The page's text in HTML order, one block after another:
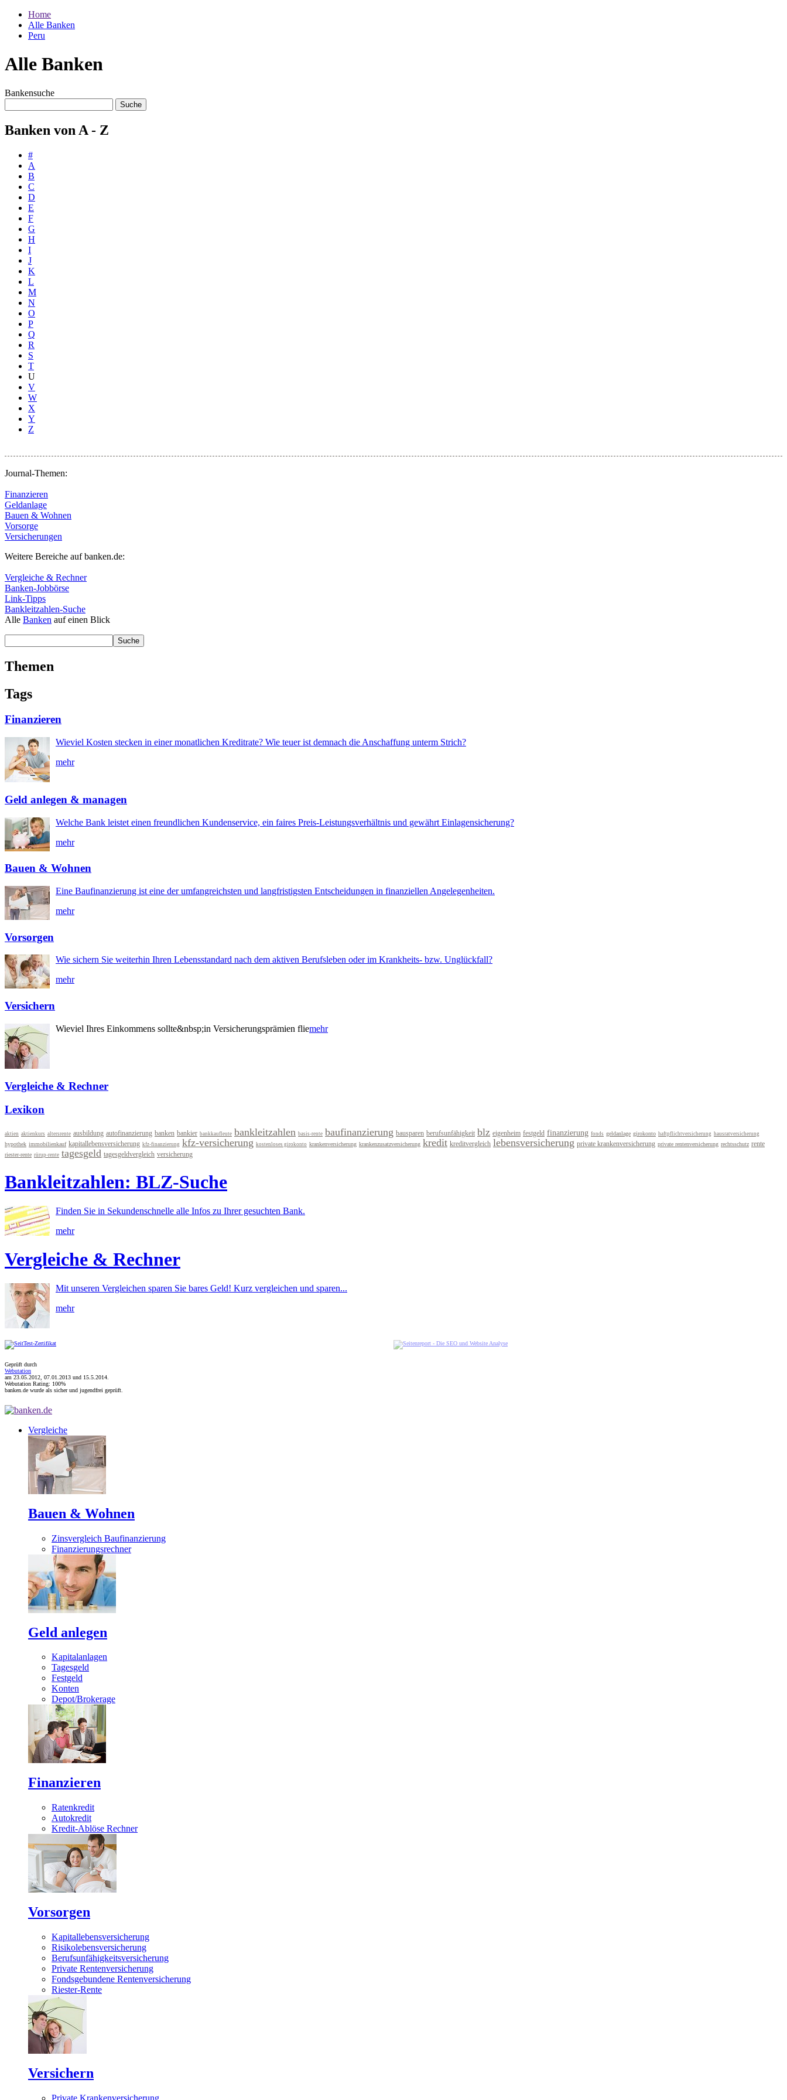
Home
Alle Banken
Peru
Alle Banken
Bankensuche
Banken von A - Z
#
A
B
C
D
E
F
G
H
I
J
K
L
M
N
O
P
Q
R
S
T
U
V
W
X
Y
Z
Journal-Themen:
Finanzieren
Geldanlage
Bauen & Wohnen
Vorsorge
Versicherungen
Weitere Bereiche auf banken.de:
Vergleiche & Rechner
Banken-Jobbörse
Link-Tipps
Bankleitzahlen-Suche
Alle Banken auf einen Blick
Themen
Tags
Finanzieren
Wieviel Kosten stecken in einer monatlichen Kreditrate? Wie teuer ist demnach die Anschaffung unterm Strich?
mehr
Geld anlegen & managen
Welche Bank leistet einen freundlichen Kundenservice, ein faires Preis-Leistungsverhältnis und gewährt Einlagensicherung?
mehr
Bauen & Wohnen
Eine Baufinanzierung ist eine der umfangreichsten und langfristigsten Entscheidungen in finanziellen Angelegenheiten.
mehr
Vorsorgen
Wie sichern Sie weiterhin Ihren Lebensstandard nach dem aktiven Berufsleben oder im Krankheits- bzw. Unglückfall?
mehr
Versichern
Wieviel Ihres Einkommens sollte&nbsp;in Versicherungsprämien fliemehr
Vergleiche & Rechner
Lexikon
aktien aktienkurs altersrente ausbildung autofinanzierung banken bankier bankkaufleute bankleitzahlen basis-rente baufinanzierung bausparen berufsunfähigkeit blz eigenheim festgeld finanzierung fonds geldanlage girokonto haftpflichtversicherung hausratversicherung
hypothek immobilienkauf kapitallebensversicherung kfz-finanzierung kfz-versicherung kostenloses girokonto krankenversicherung krankenzusatzversicherung kredit kreditvergleich lebensversicherung private krankenversicherung private rentenversicherung rechtsschutz rente
riester-rente rürup-rente tagesgeld tagesgeldvergleich versicherung
Bankleitzahlen: BLZ-Suche
Finden Sie in Sekundenschnelle alle Infos zu Ihrer gesuchten Bank.
mehr
Vergleiche & Rechner
Mit unseren Vergleichen sparen Sie bares Geld! Kurz vergleichen und sparen...
mehr
Geprüft durch
Webutation
am 23.05.2012, 07.01.2013 und 15.5.2014
Webutation Rating: 100%
banken.de wurde als sicher und jugendfrei geprüft.
Vergleiche
Bauen & Wohnen
Zinsvergleich Baufinanzierung
Finanzierungsrechner
Geld anlegen
Kapitalanlagen
Tagesgeld
Festgeld
Konten
Depot/Brokerage
Finanzieren
Ratenkredit
Autokredit
Kredit-Ablöse Rechner
Vorsorgen
Kapitallebensversicherung
Risikolebensversicherung
Berufsunfähigkeitsversicherung
Private Rentenversicherung
Fondsgebundene Rentenversicherung
Riester-Rente
Versichern
Private Krankenversicherung